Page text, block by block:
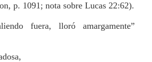
p. 1091; nota sobre Lucas 22:62).
fuera, lloró amargamente”